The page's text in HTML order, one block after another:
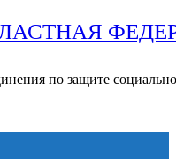
по защите